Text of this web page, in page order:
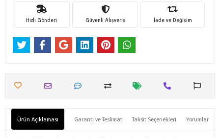
Hızlı Gönderi Güvenli Alışveriş İade ve Değişim
Ürün Açıklaması Garanti ve Teslimat Taksit Seçenekleri Yorumlar